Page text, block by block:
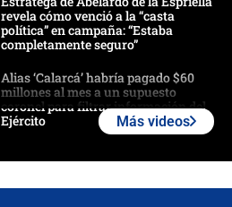
revela cómo venció a la “casta
política” en campaña: “Estaba
completamente seguro”
Alias ‘Calarcá’ habría pagado $60
millones al mes a un supuesto
coronel para filtrar información del
Ejército
director de la Policía
Más videos